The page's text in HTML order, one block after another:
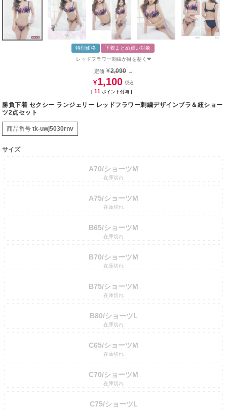
特別価格
下着まとめ買い対象
レッドフラワー刺繍が目を惹く❤︎
定価 ¥2,090 →
¥1,100
[ 11 ポイント付与 ]
勝負下着 セクシー ランジェリー レッドフラワー刺繍デザインブラ＆紐ショー
ツ2点セット
商品番号 tk-uwj5030rnv
サイズ
A70/ショーツM
在庫切れ
A75/ショーツM
在庫切れ
B65/ショーツM
在庫切れ
B70/ショーツM
在庫切れ
B75/ショーツM
在庫切れ
B80/ショーツL
在庫切れ
C65/ショーツM
在庫切れ
C70/ショーツM
在庫切れ
C75/ショーツL